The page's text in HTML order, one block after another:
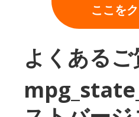
ここを
よくあるご